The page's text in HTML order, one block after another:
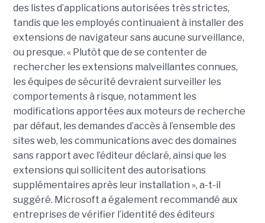
des listes d’applications autorisées très strictes,
tandis que les employés continuaient à installer des
extensions de navigateur sans aucune surveillance,
ou presque. « Plutôt que de se contenter de
rechercher les extensions malveillantes connues,
les équipes de sécurité devraient surveiller les
comportements à risque, notamment les
modifications apportées aux moteurs de recherche
par défaut, les demandes d’accès à l’ensemble des
sites web, les communications avec des domaines
sans rapport avec l’éditeur déclaré, ainsi que les
extensions qui sollicitent des autorisations
supplémentaires après leur installation », a-t-il
suggéré. Microsoft a également recommandé aux
entreprises de vérifier l’identité des éditeurs